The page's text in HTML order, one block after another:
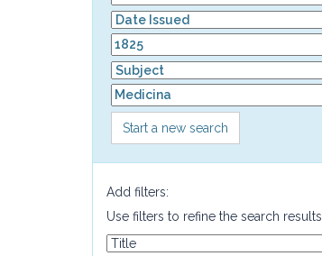
Start a new search
Add filters:
Use filters to refine the search results.